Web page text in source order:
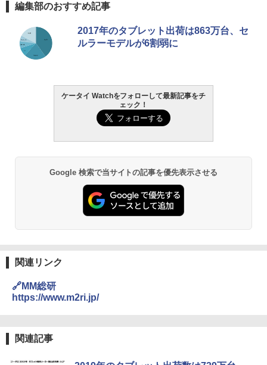
編集部のおすすめ記事
2017年のタブレット出荷は863万台、セ
ルラーモデルが6割弱に
ケータイ Watchをフォローして最新記事をチ
ェック！
Google 検索で当サイトの記事を優先表示させる
関連リンク
🔗MM総研
https://www.m2ri.jp/
関連記事